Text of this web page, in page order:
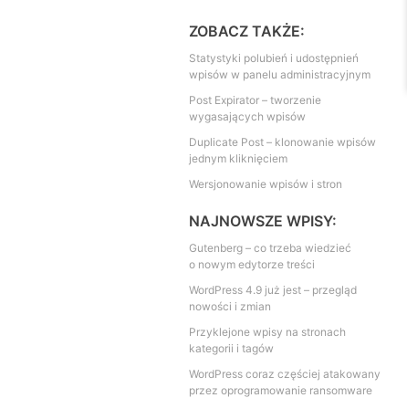
ZOBACZ TAKŻE:
Statystyki polubień i udostępnień
wpisów w panelu administracyjnym
Post Expirator – tworzenie
wygasających wpisów
Duplicate Post – klonowanie wpisów
jednym kliknięciem
Wersjonowanie wpisów i stron
NAJNOWSZE WPISY:
Gutenberg – co trzeba wiedzieć
o nowym edytorze treści
WordPress 4.9 już jest – przegląd
nowości i zmian
Przyklejone wpisy na stronach
kategorii i tagów
WordPress coraz częściej atakowany
przez oprogramowanie ransomware